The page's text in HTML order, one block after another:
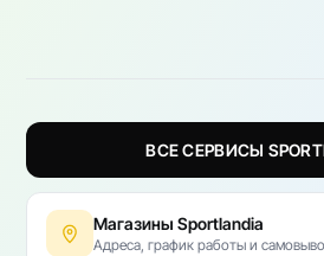
ВСЕ СЕРВИСЫ
Магазины Sportlandia
Адреса, график работы и